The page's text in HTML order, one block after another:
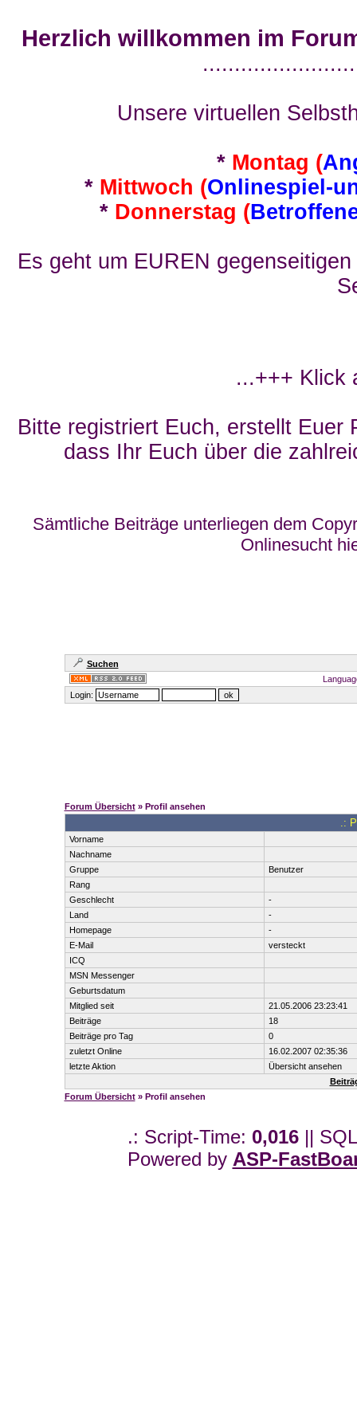
Herzlich willkommen im
Unsere virtuellen
* Montag (
* Mittwoch (Onlinespiel-
* Donnerstag (
Es geht um EUREN
...+++ Klick
Bitte registriert Euch, erstellt Euer
dass Ihr Euch über die
Sämtliche Beiträge unterliegen dem
Onlinesucht
Suchen
Login:
Forum Übersicht» Profil ansehen
.:
Vorname
Nachname
Gruppe
Benutzer
Rang
Geschlecht
-
Land
-
Homepage
-
E-Mail
versteckt
ICQ
MSN Messenger
Geburtsdatum
Mitglied seit
21.05.2006 23:23:41
Beiträge
18
Beiträge pro Tag
0
zuletzt Online
16.02.2007 02:35:36
letzte Aktion
Übersicht ansehen
Forum Übersicht» Profil ansehen
.: Script-Time: 0,016||
Powered by ASP-